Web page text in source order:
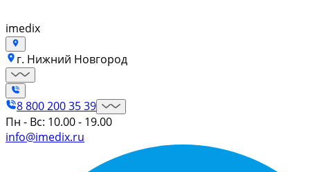
imedix
г. Нижний Новгород
8 800 200 35 39
Пн - Вс: 10.00 - 19.00
info@imedix.ru